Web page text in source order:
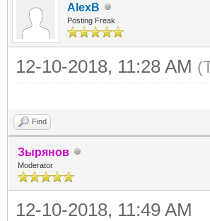
AlexB
Posting Freak
12-10-2018, 11:28 AM
Find
Зырянов
Moderator
12-10-2018, 11:49 AM